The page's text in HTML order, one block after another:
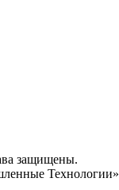
защищены.
Технологии»